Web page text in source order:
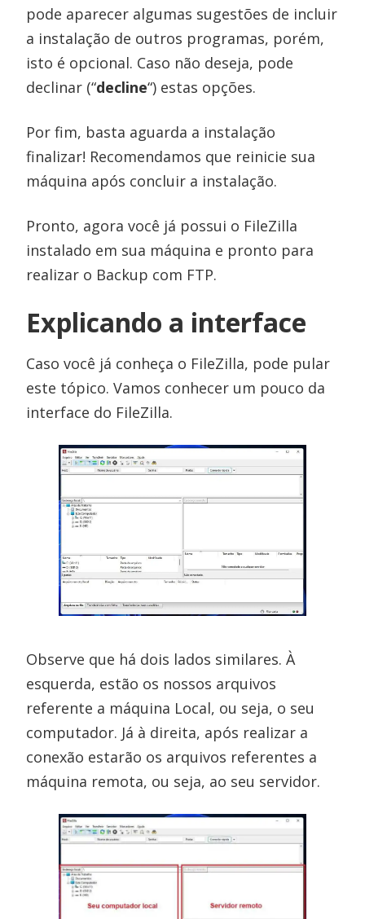
pode aparecer algumas sugestões de incluir
a instalação de outros programas, porém,
isto é opcional. Caso não deseja, pode
declinar (“decline“) estas opções.
Por fim, basta aguarda a instalação
finalizar! Recomendamos que reinicie sua
máquina após concluir a instalação.
Pronto, agora você já possui o FileZilla
instalado em sua máquina e pronto para
realizar o Backup com FTP.
Explicando a interface
Caso você já conheça o FileZilla, pode pular
este tópico. Vamos conhecer um pouco da
interface do FileZilla.
Observe que há dois lados similares. À
esquerda, estão os nossos arquivos
referente a máquina Local, ou seja, o seu
computador. Já à direita, após realizar a
conexão estarão os arquivos referentes a
máquina remota, ou seja, ao seu servidor.